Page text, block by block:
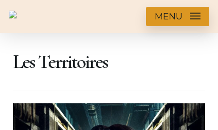
content
MENU
Les Territoires